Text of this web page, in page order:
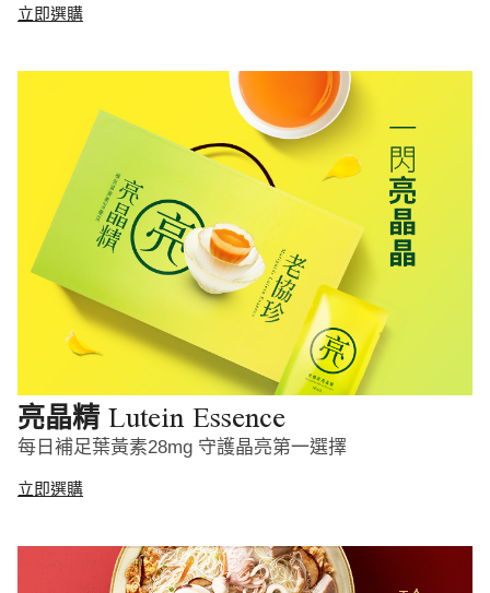
立即選購
亮晶精 Lutein Essence
每日補足葉黃素28mg 守護晶亮第一選擇
立即選購